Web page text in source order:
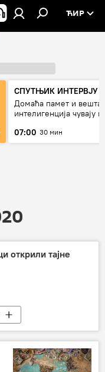
ЋИР
СПУТЊИК ИНТЕРВЈУ
Домаћа памет и
интелигенција чувају
07:00 30 мин
открили тајне
Друштво